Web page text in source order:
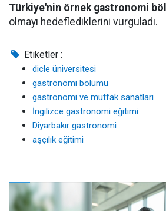
Türkiye'nin örnek gastronomi
olmayı hedeflediklerini vurguladı.
Etiketler :
dicle üniversitesi
gastronomi bölümü
gastronomi ve mutfak sanatları
İngilizce gastronomi eğitimi
Diyarbakır gastronomi
aşçılık eğitimi